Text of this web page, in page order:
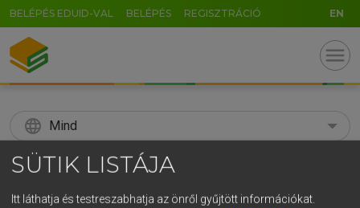
BELÉPÉS EDUID-VAL BELÉPÉS REGISZTRÁCIÓ EN
menu
language Mind
search
KERESÉS
SÜTIK LISTÁJA
Itt láthatja és testreszabhatja az önről gyűjtött információkat.
GR